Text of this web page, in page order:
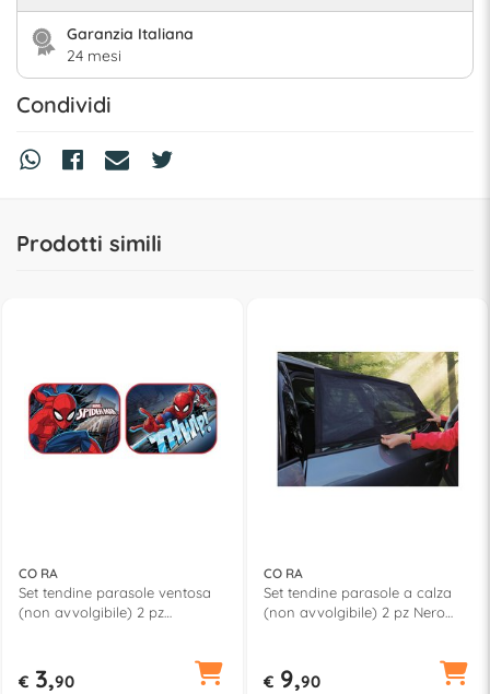
Garanzia Italiana
24 mesi
Condividi
Prodotti simili
CO RA
Set tendine parasole ventosa
(non avvolgibile) 2 pz
€ 3,90
CO RA
Set tendine parasole a calza
(non avvolgibile) 2 pz Nero
€ 9,90